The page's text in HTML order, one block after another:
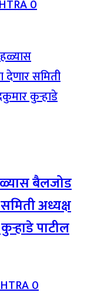
0
बैलजोड
अध्यक्ष
पाटील
0